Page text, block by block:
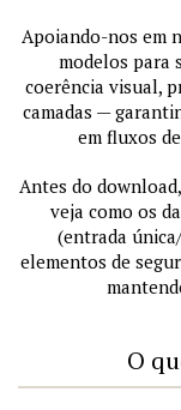
Apoiando-nos em
modelos para
coerência visual,
camadas —
em fluxos
Antes do
veja como os
(entrada
elementos de
O